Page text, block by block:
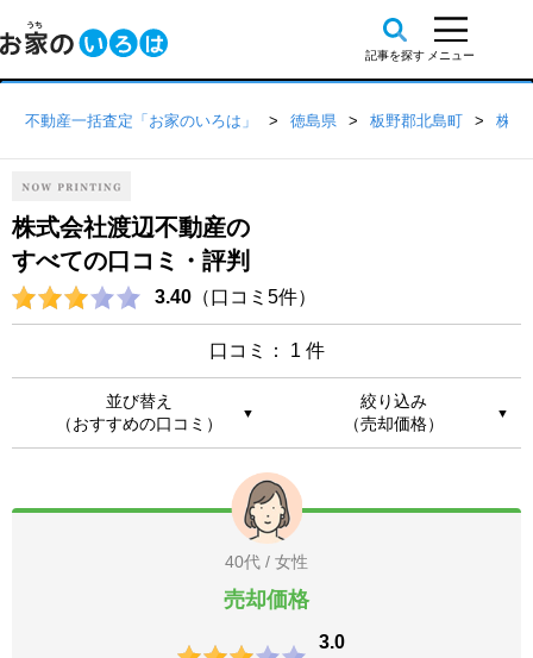
不動産一括査定「お家のいろは」 徳島県 板野郡北島町 株式
株式会社渡辺不動産の
すべての口コミ・評判
3.40 （口コミ5件）
口コミ： 1 件
並び替え
（おすすめの口コミ）
▼
絞り込み
（売却価格）
▼
40代 / 女性
売却価格
3.0